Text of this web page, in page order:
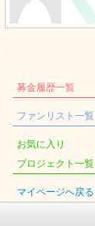
募金履歴一覧
ファンリスト一覧
お気に入り
プロジェクト一覧
マイページへ戻る